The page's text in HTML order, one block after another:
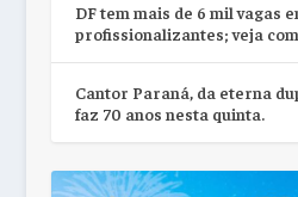
DF tem mais de 6 mil vagas
profissionalizantes; veja
Cantor Paraná, da eterna
faz 70 anos nesta quinta.